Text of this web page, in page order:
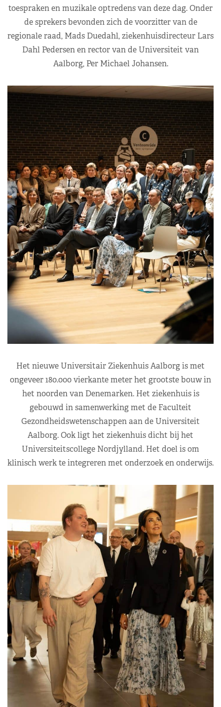
toespraken en muzikale optredens van deze dag. Onder
de sprekers bevonden zich de voorzitter van de
regionale raad, Mads Duedahl, ziekenhuisdirecteur Lars
Dahl Pedersen en rector van de Universiteit van
Aalborg, Per Michael Johansen.
Het nieuwe Universitair Ziekenhuis Aalborg is met
ongeveer 180.000 vierkante meter het grootste bouw in
het noorden van Denemarken. Het ziekenhuis is
gebouwd in samenwerking met de Faculteit
Gezondheidswetenschappen aan de Universiteit
Aalborg. Ook ligt het ziekenhuis dicht bij het
Universiteitscollege Nordjylland. Het doel is om
klinisch werk te integreren met onderzoek en onderwijs.